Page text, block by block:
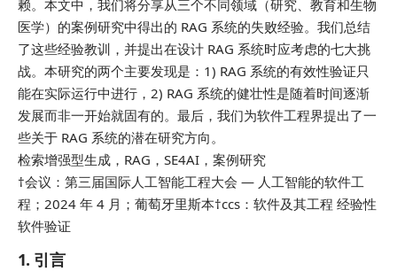
赖。本文中，我们将分享从三个不同领域（研究、教育和生物
医学）的案例研究中得出的 RAG 系统的失败经验。我们总结
了这些经验教训，并提出在设计 RAG 系统时应考虑的七大挑
战。本研究的两个主要发现是：1) RAG 系统的有效性验证只
能在实际运行中进行，2) RAG 系统的健壮性是随着时间逐渐
发展而非一开始就固有的。最后，我们为软件工程界提出了一
些关于 RAG 系统的潜在研究方向。
检索增强型生成，RAG，SE4AI，案例研究
†会议：第三届国际人工智能工程大会 — 人工智能的软件工
程；2024 年 4 月；葡萄牙里斯本†ccs：软件及其工程 经验性
软件验证
1. 引言